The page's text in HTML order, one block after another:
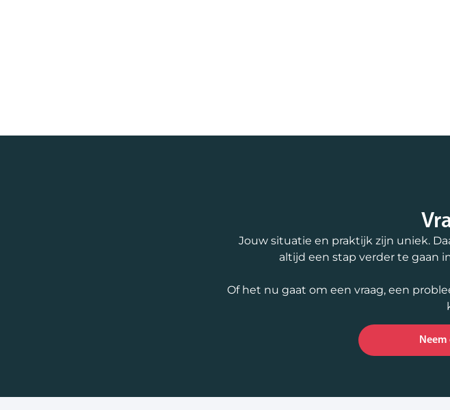
Jouw situatie en praktijk zijn uniek.
altijd een stap verder te gaan
Of het nu gaat om een vraag, een